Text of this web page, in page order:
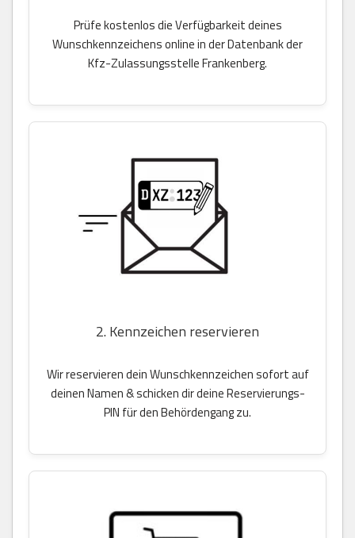
Prüfe kostenlos die Verfügbarkeit deines
Wunschkennzeichens online in der Datenbank der
Kfz-Zulassungsstelle Frankenberg.
2. Kennzeichen reservieren
Wir reservieren dein Wunschkennzeichen sofort auf
deinen Namen & schicken dir deine Reservierungs-
PIN für den Behördengang zu.